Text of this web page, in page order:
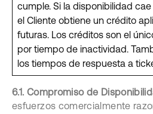
cumple. Si la disponibilidad
el Cliente obtiene un crédito
futuras. Los créditos son el
por tiempo de inactividad.
los tiempos de respuesta a
6.1. Compromiso de
esfuerzos comercialmente